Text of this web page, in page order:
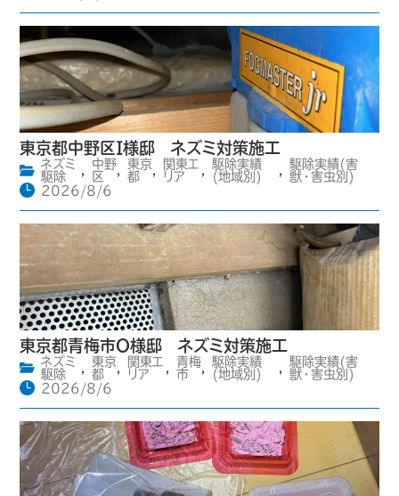
東京都中野区I様邸 ネズミ対策施工
ネズミ
駆除
,
中野
区
,
東京
都
,
関東エ
リア
,
駆除実績
(地域別)
,
駆除実績(害
獣・害虫別)
2026/8/6
東京都青梅市O様邸 ネズミ対策施工
ネズミ
駆除
,
東京
都
,
関東エ
リア
,
青梅
市
,
駆除実績
(地域別)
,
駆除実績(害
獣・害虫別)
2026/8/6